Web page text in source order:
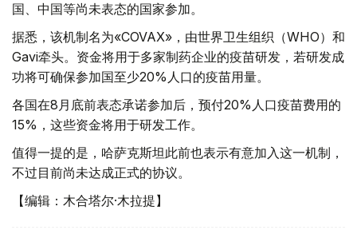
国、中国等尚未表态的国家参加。
据悉，该机制名为«COVAX»，由世界卫生组织（WHO）和
Gavi牵头。资金将用于多家制药企业的疫苗研发，若研发成
功将可确保参加国至少20%人口的疫苗用量。
各国在8月底前表态承诺参加后，预付20%人口疫苗费用的
15%，这些资金将用于研发工作。
值得一提的是，哈萨克斯坦此前也表示有意加入这一机制，
不过目前尚未达成正式的协议。
【编辑：木合塔尔·木拉提】